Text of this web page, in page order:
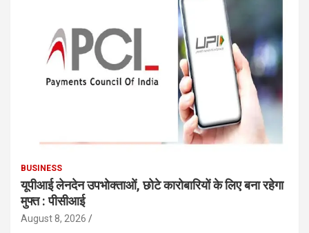
BUSINESS
यूपीआई लेनदेन उपभोक्ताओं, छोटे कारोबारियों के लिए बना रहेगा
मुफ्त : पीसीआई
August 8, 2026